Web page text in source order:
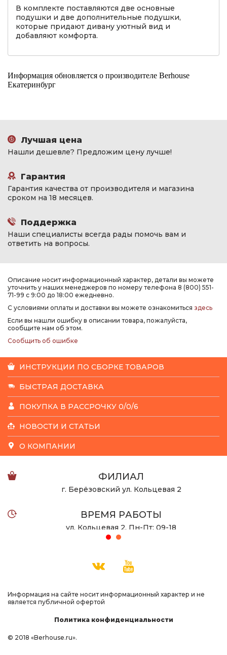
В комплекте поставляются две основные
подушки и две дополнительные подушки,
которые придают дивану уютный вид и
добавляют комфорта.
Информация обновляется о производителе Berhouse
Екатеринбург
Лучшая цена
Нашли дешевле? Предложим цену лучше!
Гарантия
Гарантия качества от производителя и магазина
сроком на 18 месяцев.
Поддержка
Наши специалисты всегда рады помочь вам и
ответить на вопросы.
Описание носит информационный характер, детали вы можете
уточнить у наших менеджеров по номеру телефона 8 (800) 551-
71-99 с 9:00 до 18:00 ежедневно.
С условиями оплаты и доставки вы можете ознакомиться здесь
Если вы нашли ошибку в описании товара, пожалуйста,
сообщите нам об этом.
Сообщить об ошибке
ИНСТРУКЦИИ ПО СБОРКЕ ТОВАРОВ
БЫСТРАЯ ДОСТАВКА
ПОКУПКА В РАССРОЧКУ 0/0/6
НОВОСТИ И СТАТЬИ
О КОМПАНИИ
ФИЛИАЛ
г. Берёзовский ул. Кольцевая 2
ВРЕМЯ РАБОТЫ
ул. Кольцевая 2, Пн-Пт: 09-18
ул. Халтурина 53 Пн-Вс: 10-22
ТЕЛЕФОН
8 932 123-08-55
Информация на сайте носит информационный характер и не
является публичной офертой
Политика конфиденциальности
© 2018 «Berhouse.ru».